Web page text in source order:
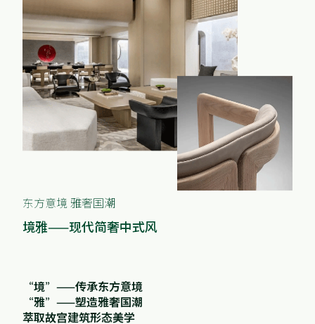
东方意境 雅奢国潮
境雅——现代简奢中式风
“境”——传承东方意境
“雅”——塑造雅奢国潮
萃取故宫建筑形态美学